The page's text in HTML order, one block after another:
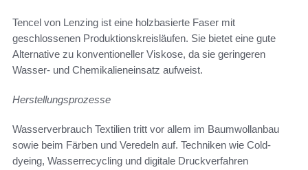
Tencel von Lenzing ist eine holzbasierte Faser mit
geschlossenen Produktionskreisläufen. Sie bietet eine gute
Alternative zu konventioneller Viskose, da sie geringeren
Wasser- und Chemikalieneinsatz aufweist.
Herstellungsprozesse
Wasserverbrauch Textilien tritt vor allem im Baumwollanbau
sowie beim Färben und Veredeln auf. Techniken wie Cold-
dyeing, Wasserrecycling und digitale Druckverfahren